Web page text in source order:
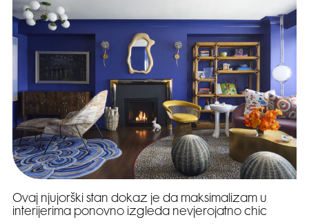
Ovaj njujorški stan dokaz je da maksimalizam u
interijerima ponovno izgleda nevjerojatno chic